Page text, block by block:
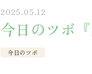
2025.05.12
今日のツボ
今日のツボ